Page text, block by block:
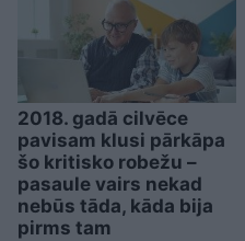
2018. gadā cilvēce
pavisam klusi pārkāpa
šo kritisko robežu –
pasaule vairs nekad
nebūs tāda, kāda bija
pirms tam